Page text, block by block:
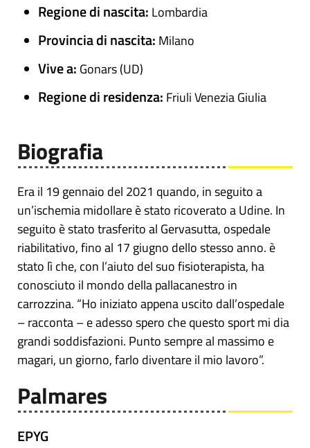
Regione di nascita: Lombardia
Provincia di nascita: Milano
Vive a: Gonars (UD)
Regione di residenza: Friuli Venezia Giulia
Biografia
Era il 19 gennaio del 2021 quando, in seguito a
un’ischemia midollare è stato ricoverato a Udine. In
seguito è stato trasferito al Gervasutta, ospedale
riabilitativo, fino al 17 giugno dello stesso anno. è
stato lì che, con l’aiuto del suo fisioterapista, ha
conosciuto il mondo della pallacanestro in
carrozzina. “Ho iniziato appena uscito dall’ospedale
– racconta – e adesso spero che questo sport mi dia
grandi soddisfazioni. Punto sempre al massimo e
magari, un giorno, farlo diventare il mio lavoro”.
Palmares
EPYG